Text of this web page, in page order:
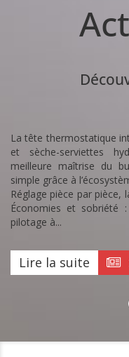
La tête thermostatique
et sèche-serviettes
meilleure maîtrise du
simple grâce à
Réglage pièce par
Économies et sobriété
pilotage à...
Lire la suite